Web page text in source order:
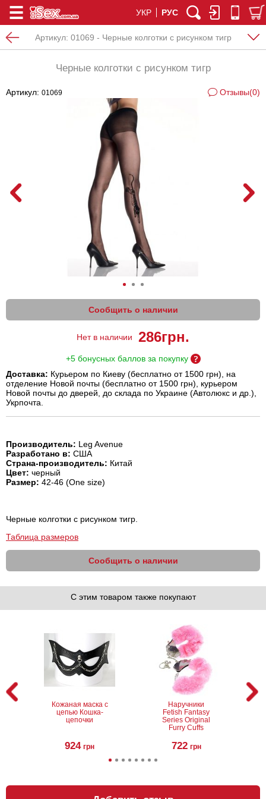
УКР РУС
Артикул: 01069 - Черные колготки с рисунком тигр
Черные колготки с рисунком тигр
Артикул: 01069 Отзывы(0)
Сообщить о наличии
Нет в наличии 286грн.
+5 бонусных баллов за покупку
Доставка: Курьером по Киеву (бесплатно от 1500 грн), на
отделение Новой почты (бесплатно от 1500 грн), курьером
Новой почты до дверей, до склада по Украине (Автолюкс и др.),
Укрпочта.
Производитель: Leg Avenue
Разработано в: США
Страна-производитель: Китай
Цвет: черный
Размер: 42-46 (One size)
Черные колготки с рисунком тигр.
Таблица размеров
Сообщить о наличии
С этим товаром также покупают
Кожаная маска с
цепью Кошка-
цепочки
924 грн
Наручники
Fetish Fantasy
Series Original
Furry Cuffs
722 грн